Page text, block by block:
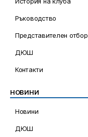
Ръководство
Представителен отбор
ДЮШ
Контакти
НОВИНИ
Новини
ДЮШ